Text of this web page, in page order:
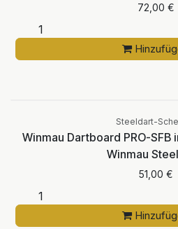
72,00 €
Steeldart-
Winmau Dartboard PRO-SFB
Winmau
51,00 €